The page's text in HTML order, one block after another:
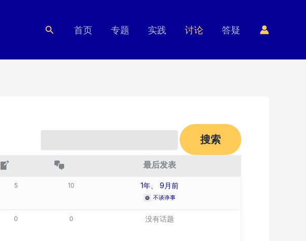
搜
首页 专题 实践 讨论 答疑
最后发表
5 10 1年、 9月前
不谈诤事
0 0 没有话题